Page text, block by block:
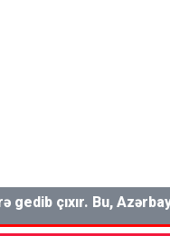
çıxır. Bu,